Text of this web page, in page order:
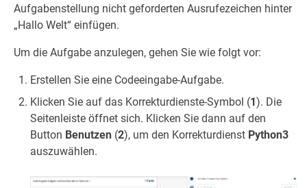
Aufgabenstellung nicht geforderten Ausrufezeichen hinter
„Hallo Welt“ einfügen.
Um die Aufgabe anzulegen, gehen Sie wie folgt vor:
Erstellen Sie eine Codeeingabe-Aufgabe.
Klicken Sie auf das Korrekturdienste-Symbol (1). Die
Seitenleiste öffnet sich. Klicken Sie dann auf den
Button Benutzen (2), um den Korrekturdienst Python3
auszuwählen.